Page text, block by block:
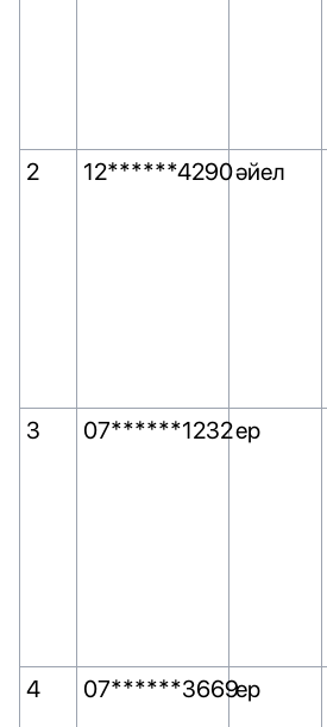
2
12******4290әйел
3
07******1232ер
4
07******3669ер